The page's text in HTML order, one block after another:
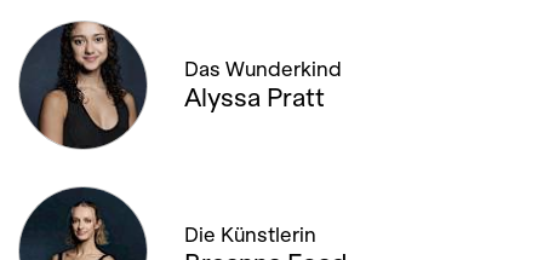
14. DEZEMBER '25, 13:00
Das Wunderkind
Alyssa Pratt
Die Künstlerin